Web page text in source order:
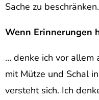
Sache zu beschränken.
Wenn Erinnerungen
… denke ich vor allem
mit Mütze und Schal
versteht sich. Ich